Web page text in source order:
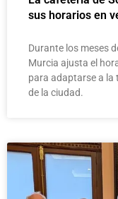
sus horarios en
Durante los meses
Murcia ajusta el
para adaptarse a la
de la ciudad.